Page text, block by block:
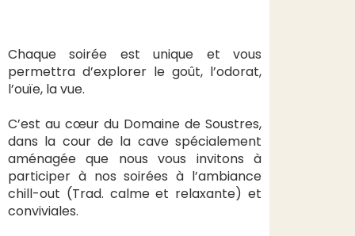
Chaque soirée est unique et vous
permettra d’explorer le goût, l’odorat,
l’ouïe, la vue.
C’est au cœur du Domaine de Soustres,
dans la cour de la cave spécialement
aménagée que nous vous invitons à
participer à nos soirées à l’ambiance
chill-out (Trad. calme et relaxante) et
conviviales.